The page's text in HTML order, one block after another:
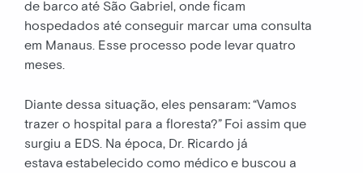
de barco até São Gabriel, onde ficam
hospedados até conseguir marcar uma consulta
em Manaus. Esse processo pode levar quatro
meses.
Diante dessa situação, eles pensaram: “Vamos
trazer o hospital para a floresta?” Foi assim que
surgiu a EDS. Na época, Dr. Ricardo já
estava estabelecido como médico e buscou a